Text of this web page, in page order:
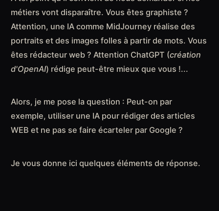
métiers vont disparaître. Vous êtes graphiste ?
Attention, une IA comme MidJourney réalise des
portraits et des images folles à partir de mots. Vous
êtes rédacteur web ? Attention ChatGPT (création
d'OpenAI) rédige peut-être mieux que vous !...
Alors, je me pose la question : Peut-on par
exemple, utiliser une IA pour rédiger des articles
WEB et ne pas se faire écarteler par Google ?
Je vous donne ici quelques éléments de réponse.